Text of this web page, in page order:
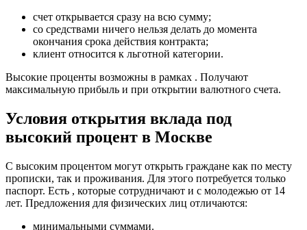
счет открывается сразу на всю сумму;
со средствами ничего нельзя делать до момента
окончания срока действия контракта;
клиент относится к льготной категории.
Высокие проценты возможны в рамках . Получают
максимальную прибыль и при открытии валютного счета.
Условия открытия вклада под
высокий процент в Москве
С высоким процентом могут открыть граждане как по месту
прописки, так и проживания. Для этого потребуется только
паспорт. Есть , которые сотрудничают и с молодежью от 14
лет. Предложения для физических лиц отличаются:
минимальными суммами.